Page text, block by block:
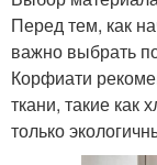
Перед тем, как
важно выбрать
Корфиати
ткани, такие как
только